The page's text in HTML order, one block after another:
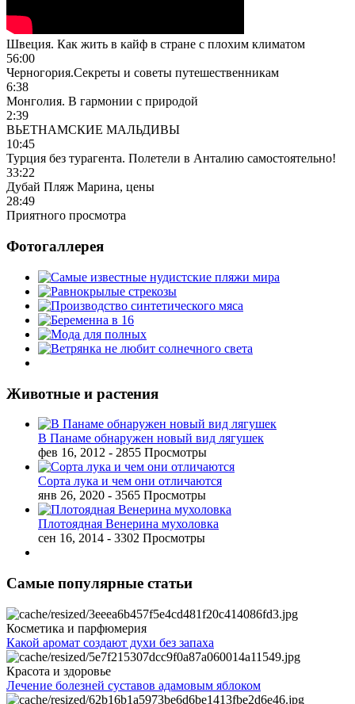
Швеция. Как жить в кайф в стране с плохим климатом
56:00
Черногория.Секреты и советы путешественникам
6:38
Монголия. В гармонии с природой
2:39
ВЬЕТНАМСКИЕ МАЛЬДИВЫ
10:45
Турция без турагента. Полетели в Анталию самостоятельно!
33:22
Дубай Пляж Марина, цены
28:49
Приятного просмотра
Фотогаллерея
Животные и растения
В Панаме обнаружен новый вид лягушек
фев 16, 2012 - 2855 Просмотры
Сорта лука и чем они отличаются
янв 26, 2020 - 3565 Просмотры
Плотоядная Венерина мухоловка
сен 16, 2014 - 3302 Просмотры
Самые популярные статьи
Косметика и парфюмерия
Какой аромат создают духи без запаха
Красота и здоровье
Лечение болезней суставов адамовым яблоком